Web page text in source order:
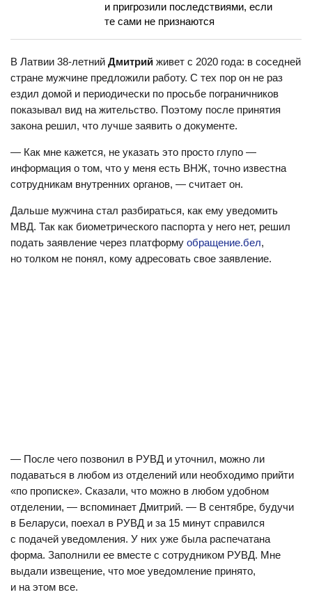
и пригрозили последствиями, если
те сами не признаются
В Латвии 38-летний Дмитрий живет с 2020 года: в соседней
стране мужчине предложили работу. С тех пор он не раз
ездил домой и периодически по просьбе пограничников
показывал вид на жительство. Поэтому после принятия
закона решил, что лучше заявить о документе.
— Как мне кажется, не указать это просто глупо —
информация о том, что у меня есть ВНЖ, точно известна
сотрудникам внутренних органов, — считает он.
Дальше мужчина стал разбираться, как ему уведомить
МВД. Так как биометрического паспорта у него нет, решил
подать заявление через платформу обращение.бел,
но толком не понял, кому адресовать свое заявление.
— После чего позвонил в РУВД и уточнил, можно ли
подаваться в любом из отделений или необходимо прийти
«по прописке». Сказали, что можно в любом удобном
отделении, — вспоминает Дмитрий. — В сентябре, будучи
в Беларуси, поехал в РУВД и за 15 минут справился
с подачей уведомления. У них уже была распечатана
форма. Заполнили ее вместе с сотрудником РУВД. Мне
выдали извещение, что мое уведомление принято,
и на этом все.